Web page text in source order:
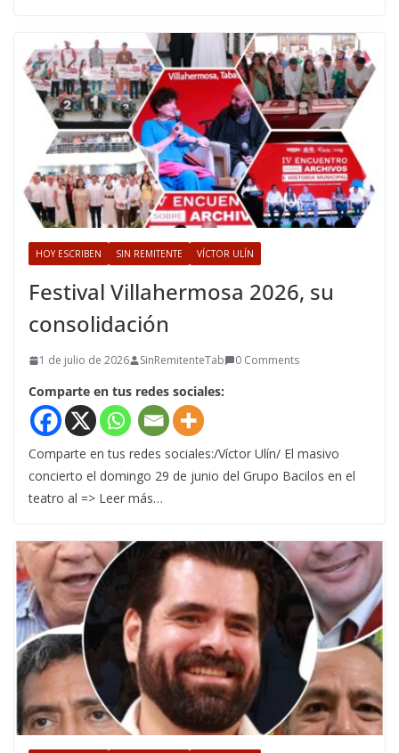
HOY ESCRIBEN SIN REMITENTE VÍCTOR ULÍN
Festival Villahermosa 2026, su
consolidación
1 de julio de 2026 SinRemitenteTab 0 Comments
Comparte en tus redes sociales:
Comparte en tus redes sociales:/Víctor Ulín/ El masivo
concierto el domingo 29 de junio del Grupo Bacilos en el
teatro al => Leer más…